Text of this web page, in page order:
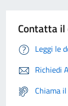
Contatta il
Leggi le
Richiedi
Chiama